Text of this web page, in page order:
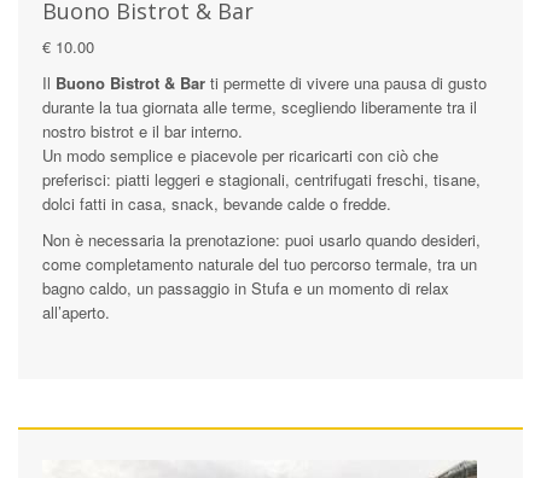
Buono Bistrot & Bar
€ 10.00
Il Buono Bistrot & Bar ti permette di vivere una pausa di gusto
durante la tua giornata alle terme, scegliendo liberamente tra il
nostro bistrot e il bar interno.
Un modo semplice e piacevole per ricaricarti con ciò che
preferisci: piatti leggeri e stagionali, centrifugati freschi, tisane,
dolci fatti in casa, snack, bevande calde o fredde.
Non è necessaria la prenotazione: puoi usarlo quando desideri,
come completamento naturale del tuo percorso termale, tra un
bagno caldo, un passaggio in Stufa e un momento di relax
all’aperto.